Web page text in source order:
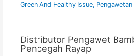
Green And Healthy Issue, Pengawetan
Distributor Pengawet
Pencegah Rayap